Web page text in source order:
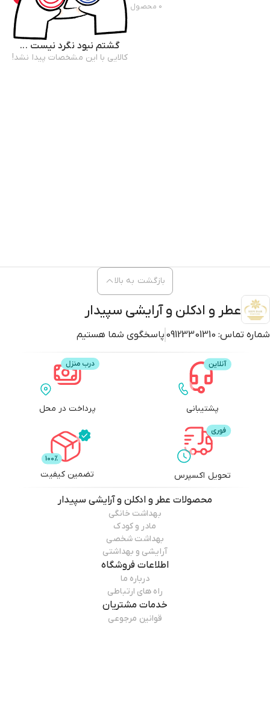
۰ محصول
گشتم نبود نگرد نیست ...
کالایی با این مشخصات پیدا نشد!
عطر و ادکلن و آرایشی سپیدار
شماره تماس: 09123301310 پاسخگوی شما هستیم
بازگشت به بالا
پشتیبانی پرداخت در محل
تحویل اکسپرس تضمین کیفیت
محصولات عطر و ادکلن و آرایشی سپیدار
بهداشت خانگی
مادر و کودک
بهداشت شخصی
آرایشی و بهداشتی
اطلاعات فروشگاه
درباره ما
راه های ارتباطی
خدمات مشتریان
قوانین مرجوعی